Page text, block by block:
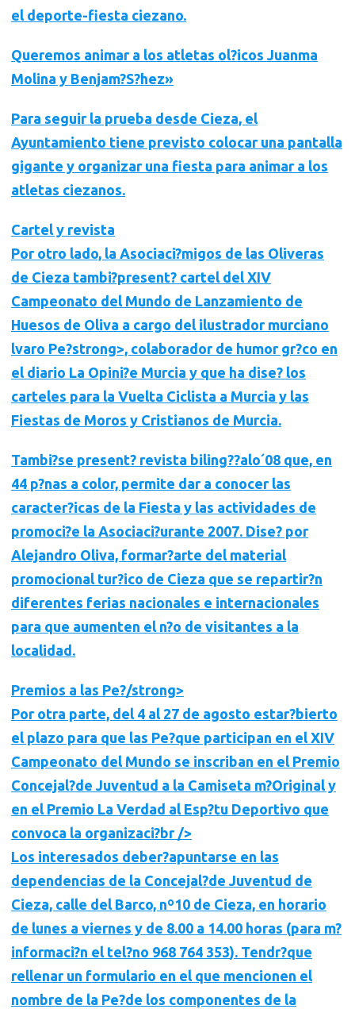
el deporte-fiesta ciezano.
Queremos animar a los atletas ol?icos Juanma
Molina y Benjam?S?hez»
Para seguir la prueba desde Cieza, el
Ayuntamiento tiene previsto colocar una pantalla
gigante y organizar una fiesta para animar a los
atletas ciezanos.
Cartel y revista
Por otro lado, la Asociaci?migos de las Oliveras
de Cieza tambi?present? cartel del XIV
Campeonato del Mundo de Lanzamiento de
Huesos de Oliva a cargo del ilustrador murciano
lvaro Pe?strong>, colaborador de humor gr?co en
el diario La Opini?e Murcia y que ha dise? los
carteles para la Vuelta Ciclista a Murcia y las
Fiestas de Moros y Cristianos de Murcia.
Tambi?se present? revista biling??alo´08 que, en
44 p?nas a color, permite dar a conocer las
caracter?icas de la Fiesta y las actividades de
promoci?e la Asociaci?urante 2007. Dise? por
Alejandro Oliva, formar?arte del material
promocional tur?ico de Cieza que se repartir?n
diferentes ferias nacionales e internacionales
para que aumenten el n?o de visitantes a la
localidad.
Premios a las Pe?/strong>
Por otra parte, del 4 al 27 de agosto estar?bierto
el plazo para que las Pe?que participan en el XIV
Campeonato del Mundo se inscriban en el Premio
Concejal?de Juventud a la Camiseta m?Original y
en el Premio La Verdad al Esp?tu Deportivo que
convoca la organizaci?br />
Los interesados deber?apuntarse en las
dependencias de la Concejal?de Juventud de
Cieza, calle del Barco, nº10 de Cieza, en horario
de lunes a viernes y de 8.00 a 14.00 horas (para m?
informaci?n el tel?no 968 764 353). Tendr?que
rellenar un formulario en el que mencionen el
nombre de la Pe?de los componentes de la